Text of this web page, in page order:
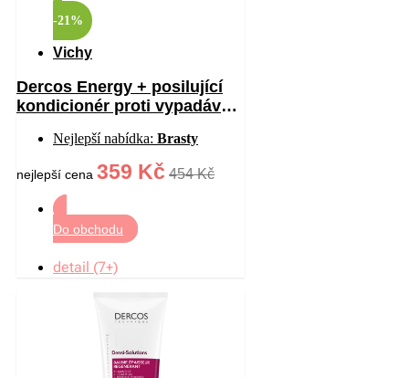
-21%
Vichy
Dercos Energy + posilující
kondicionér proti vypadávání
Nejlepší nabídka: Brasty
nejlepší cena 359 Kč 454 Kč
Do obchodu
detail (7+)